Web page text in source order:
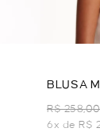
BLUSA
WHITE
R$ 258,00
6x de R$